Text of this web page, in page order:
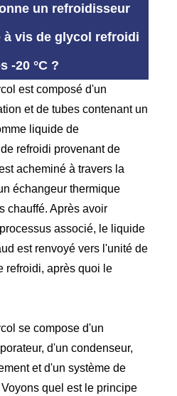
un refroidisseur
à vis de glycol refroidi
-20 °C ?
est composé d'un
et de tubes contenant un
liquide de
refroidi provenant de
acheminé à travers la
échangeur thermique
chauffé. Après avoir
associé, le liquide
est renvoyé vers l'unité de
refroidi, après quoi le
se compose d'un
d'un condenseur,
et d'un système de
quel est le principe